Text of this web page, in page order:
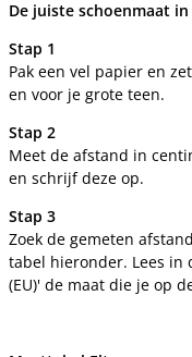
De juiste schoenmaat
Stap 1
Pak een vel papier en
en voor je grote teen.
Stap 2
Meet de afstand in
en schrijf deze op.
Stap 3
Zoek de gemeten
tabel hieronder. Lees in
(EU)' de maat die je op